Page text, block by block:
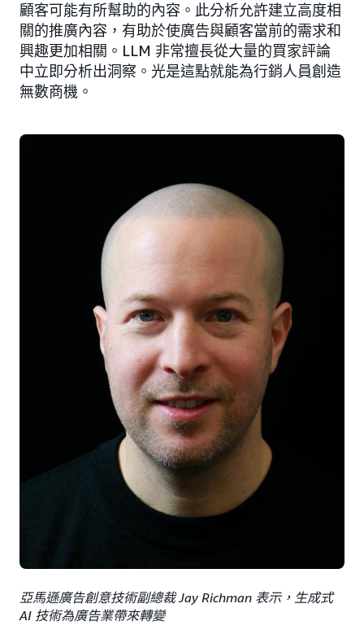
顧客可能有所幫助的內容。此分析允許建立高度相
關的推廣內容，有助於使廣告與顧客當前的需求和
興趣更加相關。LLM 非常擅長從大量的買家評論
中立即分析出洞察。光是這點就能為行銷人員創造
無數商機。
亞馬遜廣告創意技術副總裁 Jay Richman 表示，生成式
AI 技術為廣告業帶來轉變